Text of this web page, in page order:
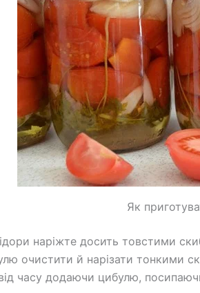
Як
наріжте досить товстими
очистити й нарізати тонкими
часу додаючи цибулю,